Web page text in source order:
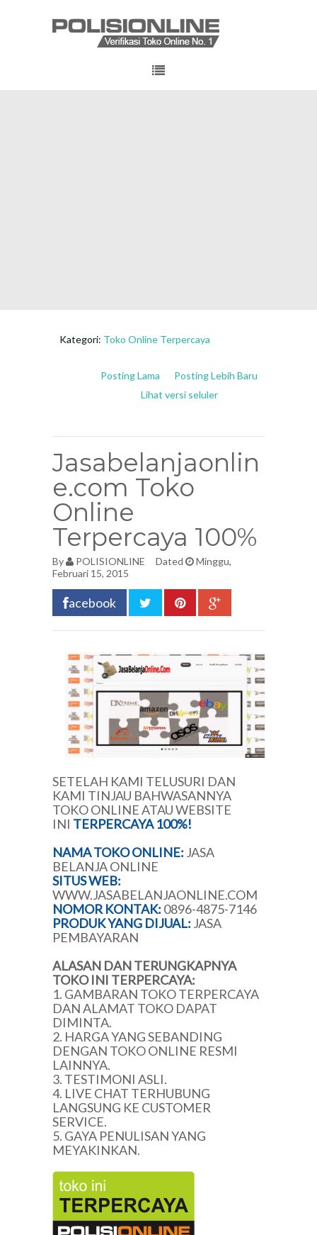
Kategori: Toko Online Terpercaya
Posting Lebih Baru
Posting Lama
Lihat versi seluler
Jasabelanjaonlin
e.com Toko
Online
Terpercaya 100%
By POLISIONLINE Dated
Minggu,
Februari 15, 2015
acebook
SETELAH KAMI TELUSURI DAN
KAMI TINJAU BAHWASANNYA
TOKO ONLINE ATAU WEBSITE
INI TERPERCAYA 100%!
NAMA TOKO ONLINE: JASA
BELANJA ONLINE
SITUS WEB:
WWW.JASABELANJAONLINE.COM
NOMOR KONTAK: 0896-4875-7146
PRODUK YANG DIJUAL: JASA
PEMBAYARAN
ALASAN DAN TERUNGKAPNYA
TOKO INI TERPERCAYA:
1. GAMBARAN TOKO TERPERCAYA
DAN ALAMAT TOKO DAPAT
DIMINTA.
2. HARGA YANG SEBANDING
DENGAN TOKO ONLINE RESMI
LAINNYA.
3. TESTIMONI ASLI.
4. LIVE CHAT TERHUBUNG
LANGSUNG KE CUSTOMER
SERVICE.
5. GAYA PENULISAN YANG
MEYAKINKAN.